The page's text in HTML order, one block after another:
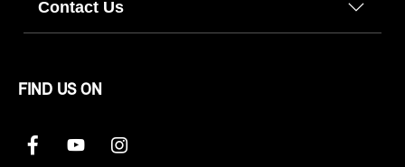
Contact Us
FIND US ON